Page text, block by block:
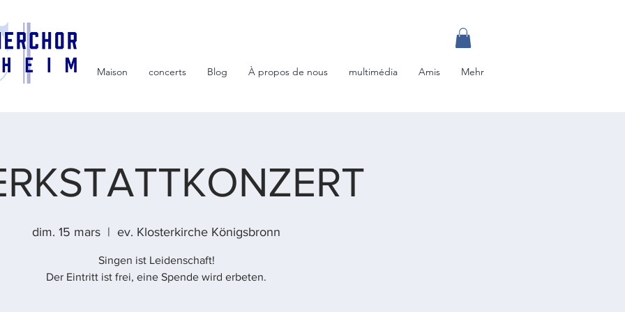
Maison concerts Blog À propos de nous multimédia Amis Mehr
dim. 15 mars
  |
ev. Klosterkirche Königsbronn
Singen ist Leidenschaft!
Der Eintritt ist frei, eine Spende wird erbeten.